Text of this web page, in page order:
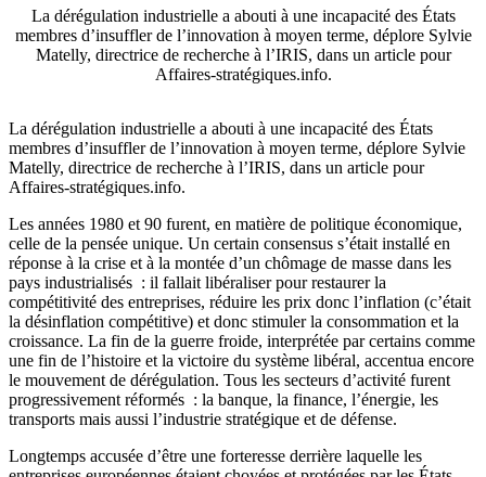
La dérégulation industrielle a abouti à une incapacité des États
membres d’insuffler de l’innovation à moyen terme, déplore Sylvie
Matelly, directrice de recherche à l’IRIS, dans un article pour
Affaires-stratégiques.info.
La dérégulation industrielle a abouti à une incapacité des États
membres d’insuffler de l’innovation à moyen terme, déplore Sylvie
Matelly, directrice de recherche à l’IRIS, dans un article pour
Affaires-stratégiques.info.
Les années 1980 et 90 furent, en matière de politique économique,
celle de la pensée unique. Un certain consensus s’était installé en
réponse à la crise et à la montée d’un chômage de masse dans les
pays industrialisés : il fallait libéraliser pour restaurer la
compétitivité des entreprises, réduire les prix donc l’inflation (c’était
la désinflation compétitive) et donc stimuler la consommation et la
croissance. La fin de la guerre froide, interprétée par certains comme
une fin de l’histoire et la victoire du système libéral, accentua encore
le mouvement de dérégulation. Tous les secteurs d’activité furent
progressivement réformés : la banque, la finance, l’énergie, les
transports mais aussi l’industrie stratégique et de défense.
Longtemps accusée d’être une forteresse derrière laquelle les